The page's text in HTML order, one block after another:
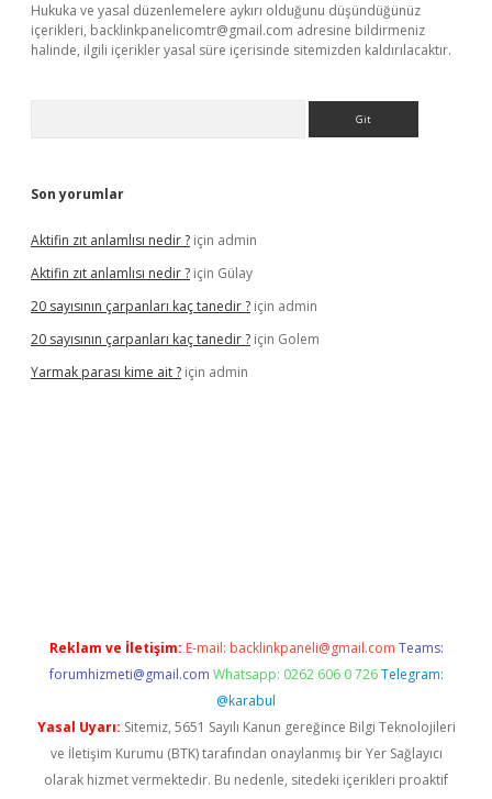
Hukuka ve yasal düzenlemelere aykırı olduğunu düşündüğünüz
içerikleri, backlinkpanelicomtr@gmail.com adresine bildirmeniz
halinde, ilgili içerikler yasal süre içerisinde sitemizden kaldırılacaktır.
Son yorumlar
Aktifin zıt anlamlısı nedir ? için admin
Aktifin zıt anlamlısı nedir ? için Gülay
20 sayısının çarpanları kaç tanedir ? için admin
20 sayısının çarpanları kaç tanedir ? için Golem
Yarmak parası kime ait ? için admin
Reklam ve İletişim: E-mail: backlinkpaneli@gmail.com Teams:
forumhizmeti@gmail.com Whatsapp: 0262 606 0 726 Telegram:
@karabul
Yasal Uyarı: Sitemiz, 5651 Sayılı Kanun gereğince Bilgi Teknolojileri
ve İletişim Kurumu (BTK) tarafından onaylanmış bir Yer Sağlayıcı
olarak hizmet vermektedir. Bu nedenle, sitedeki içerikleri proaktif